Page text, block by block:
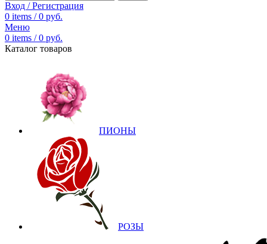
Вход / Регистрация
0 items / 0 руб.
Меню
0 items / 0 руб.
Каталог товаров
ПИОНЫ
РОЗЫ